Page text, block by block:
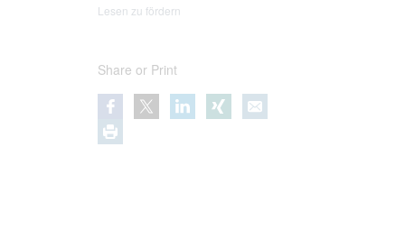
Lesen zu fördern
Share or Print